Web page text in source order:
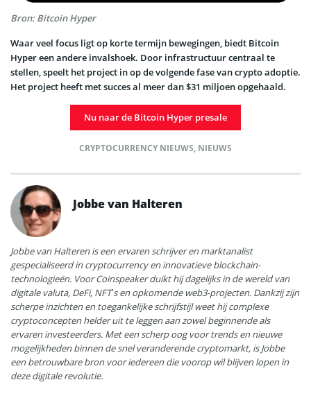
Bron: Bitcoin Hyper
Waar veel focus ligt op korte termijn bewegingen, biedt Bitcoin
Hyper een andere invalshoek. Door infrastructuur centraal te
stellen, speelt het project in op de volgende fase van crypto adoptie.
Het project heeft met succes al meer dan $31 miljoen opgehaald.
Nu naar de Bitcoin Hyper presale
CRYPTOCURRENCY NIEUWS, NIEUWS
Jobbe van Halteren
Jobbe van Halteren is een ervaren schrijver en marktanalist
gespecialiseerd in cryptocurrency en innovatieve blockchain-
technologieën. Voor Coinspeaker duikt hij dagelijks in de wereld van
digitale valuta, DeFi, NFT’s en opkomende web3-projecten. Dankzij zijn
scherpe inzichten en toegankelijke schrijfstijl weet hij complexe
cryptoconcepten helder uit te leggen aan zowel beginnende als
ervaren investeerders. Met een scherp oog voor trends en nieuwe
mogelijkheden binnen de snel veranderende cryptomarkt, is Jobbe
een betrouwbare bron voor iedereen die voorop wil blijven lopen in
deze digitale revolutie.